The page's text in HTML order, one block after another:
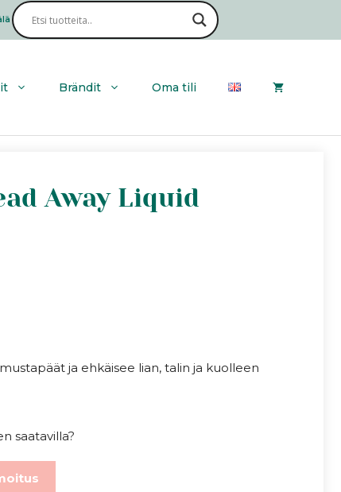
Haku
Brändit Oma tili
Away Liquid
ja ehkäisee lian, talin ja kuolleen
saatavilla?